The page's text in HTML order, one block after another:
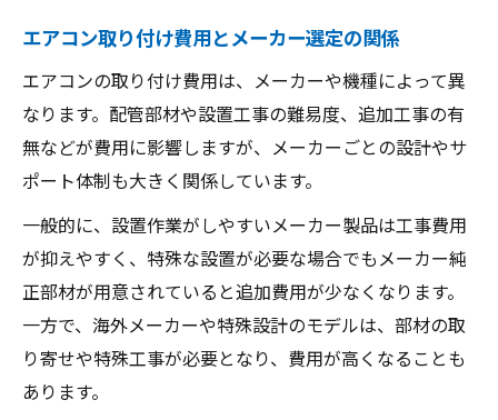
エアコン取り付け費用とメーカー選定の関係
エアコンの取り付け費用は、メーカーや機種によって異
なります。配管部材や設置工事の難易度、追加工事の有
無などが費用に影響しますが、メーカーごとの設計やサ
ポート体制も大きく関係しています。
一般的に、設置作業がしやすいメーカー製品は工事費用
が抑えやすく、特殊な設置が必要な場合でもメーカー純
正部材が用意されていると追加費用が少なくなります。
一方で、海外メーカーや特殊設計のモデルは、部材の取
り寄せや特殊工事が必要となり、費用が高くなることも
あります。